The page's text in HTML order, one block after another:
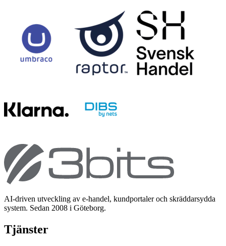
AI-driven utveckling av e-handel, kundportaler och skräddarsydda
system. Sedan 2008 i Göteborg.
Tjänster